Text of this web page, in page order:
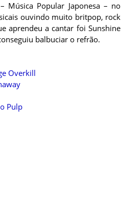
Música Popular Japonesa – no
ouvindo muito britpop, rock
aprendeu a cantar foi Sunshine
balbuciar o refrão.
Overkill
Pulp